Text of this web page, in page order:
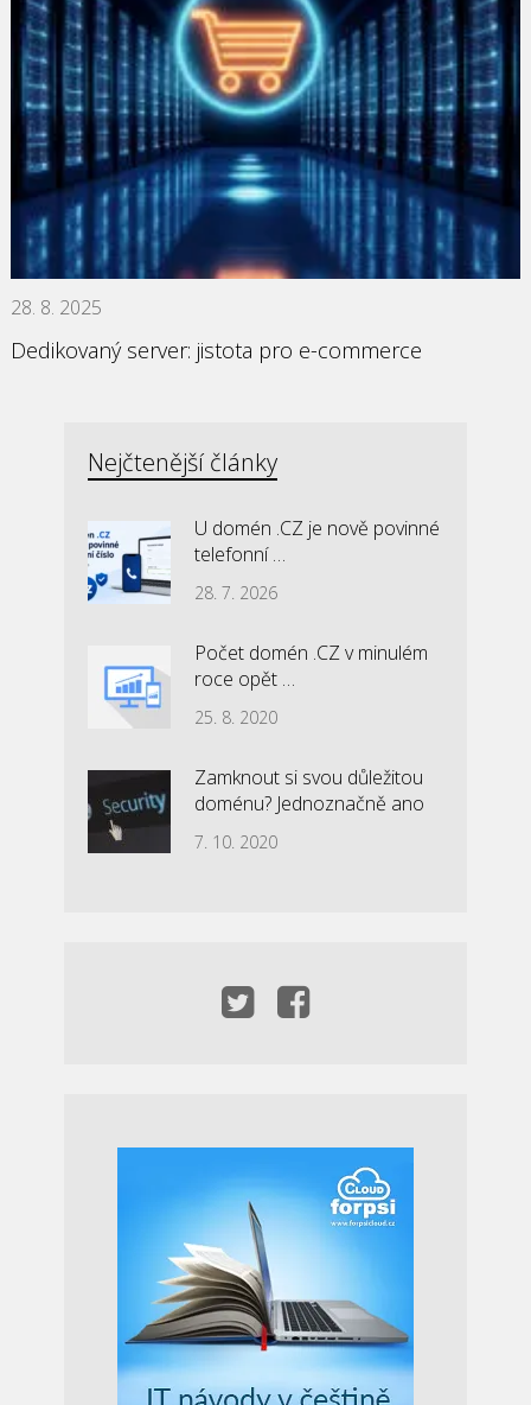
28. 8. 2025
Dedikovaný server: jistota pro e-commerce
Nejčtenější články
U domén .CZ je nově povinné
telefonní …
28. 7. 2026
Počet domén .CZ v minulém
roce opět …
25. 8. 2020
Zamknout si svou důležitou
doménu? Jednoznačně ano
7. 10. 2020